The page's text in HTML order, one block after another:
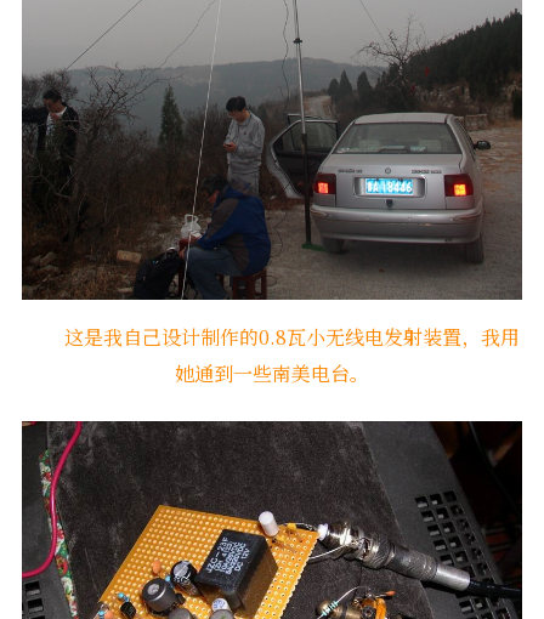
这是我自己设计制作的0.8瓦小无线电发射装置，我用
她通到一些南美电台。